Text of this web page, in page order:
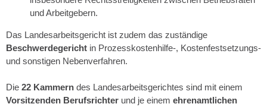
und Arbeitgebern.
Das Landesarbeitsgericht ist zudem das zuständige
Beschwerdegericht in Prozesskostenhilfe-, Kostenfestsetzungs-
und sonstigen Nebenverfahren.
Die 22 Kammern des Landesarbeitsgerichtes sind mit einem
Vorsitzenden Berufsrichter und je einem ehrenamtlichen